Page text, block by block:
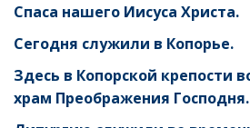
Спаса нашего Иисуса Христа.
Сегодня служили в Копорье.
Здесь в Копорской крепости
храм Преображения Господня.